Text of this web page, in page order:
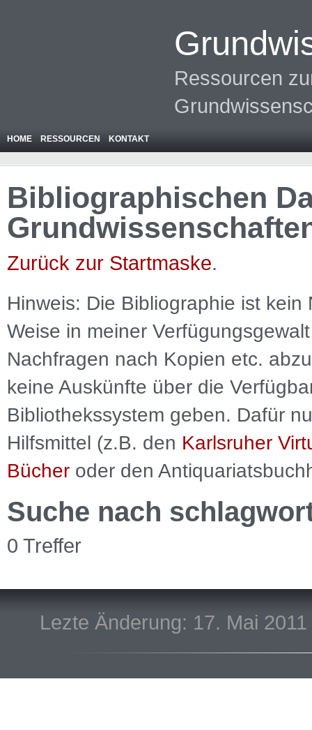
Ressourcen
HOME RESSOURCEN KONTAKT
Bibliographischen
Zurück zur Startmaske.
Hinweis: Die Bibliographie ist kein
Weise in meiner
Nachfragen nach Kopien etc.
keine Auskünfte über die
Bibliothekssystem geben. Dafür
Hilfsmittel (z.B. den Karlsruher
Bücher oder den
Suche nach
0 Treffer
Lezte Änderung: 17. Mai